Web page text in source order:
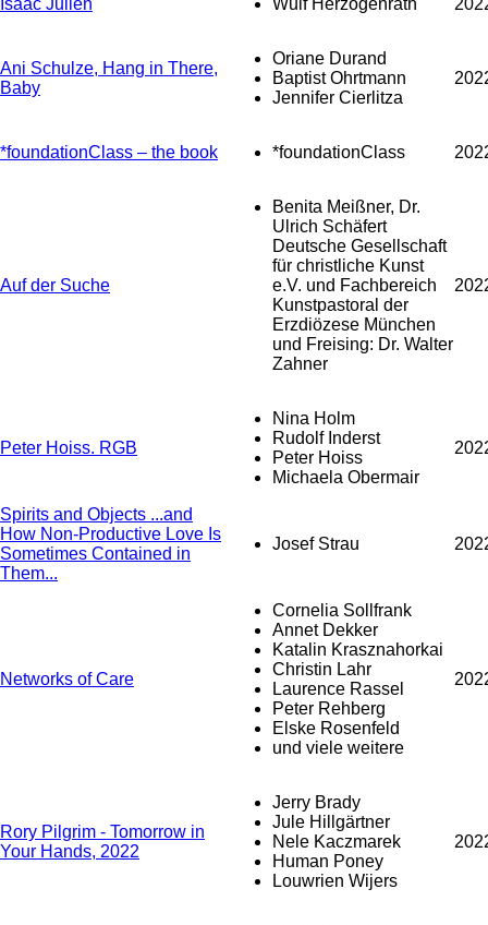
Isaac Julien Wulf Herzogenrath
Ani Schulze, Hang in There,
Baby
Oriane Durand
Baptist Ohrtmann
Jennifer Cierlitza
*foundationClass – the book *foundationClass
Auf der Suche
Benita Meißner, Dr.
Ulrich Schäfert
Deutsche Gesellschaft
für christliche Kunst
e.V. und Fachbereich
Kunstpastoral der
Erzdiözese München
und Freising: Dr. Walter
Zahner
Peter Hoiss. RGB
Nina Holm
Rudolf Inderst
Peter Hoiss
Michaela Obermair
Spirits and Objects ...and
How Non-Productive Love Is
Sometimes Contained in
Them...
Josef Strau
Networks of Care
Cornelia Sollfrank
Annet Dekker
Katalin Krasznahorkai
Christin Lahr
Laurence Rassel
Peter Rehberg
Elske Rosenfeld
und viele weitere
Rory Pilgrim - Tomorrow in
Your Hands, 2022
Jerry Brady
Jule Hillgärtner
Nele Kaczmarek
Human Poney
Louwrien Wijers